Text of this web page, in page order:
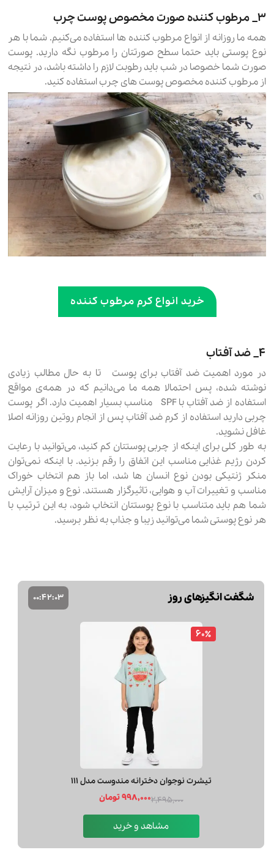
۳_ مرطوب کننده صورت مخصوص پوست چرب
همه ما روزانه از انواع مرطوب کننده ها استفاده می‌کنیم. شما با هر
نوع پوستی باید حتما سطح صورتتان را مرطوب نگه دارید. پوست
صورت شما خصوصا در شب باید رطوبت لازم را داشته باشد، در نتیجه
از مرطوب کننده مخصوص پوست های چرب استفاده کنید.
خرید انواع کرم مرطوب کننده
۴_ ضد آفتاب
در مورد اهمیت ضد آفتاب برای پوست تا به حال مطالب زیادی
نوشته شده، پس احتمالا همه ما می‌دانیم که در همه‌ی مواقع
استفاده از ضد آفتاب با SPF مناسب بسیار اهمیت دارد. اگر پوست
چربی دارید استفاده از کرم ضد آفتاب پس از انجام روتین روزانه اصلا
غافل نشوید.
به طور کلی برای اینکه از چربی پوستتان کم کنید، می‌توانید با رعایت
کردن رژیم غذایی مناسب این اتفاق را رقم بزنید. با اینکه نمی‌توان
منکر ژنتیکی بودن نوع انسان ها شد، اما باز هم انتخاب خوراک
مناسب و تغییرات آب و هوایی، تاثیرگزار هستند. نوع و میزان آرایش
شما هم باید متناسب با نوع پوستتان انتخاب شود، به این ترتیب با
هر نوع پوستی شما می‌توانید زیبا و جذاب به نظر برسید.
شگفت انگیزهای روز 00:42:02
60٪
تيشرت نوجوان دخترانه مندوست مدل 111
2,495,000998,000 تومان
مشاهد و خرید